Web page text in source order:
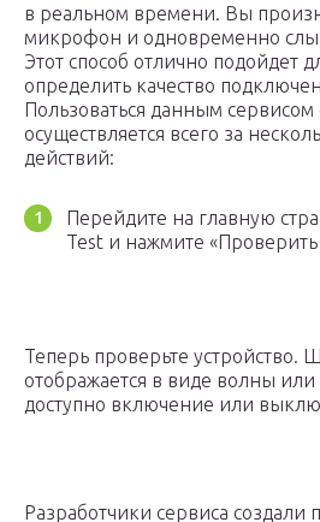
в реальном времени. Вы
микрофон и одновременно
Этот способ отлично подойдет
определить качество
Пользоваться данным сервисом
осуществляется всего за
действий:
Перейдите на главную
Test и нажмите
Теперь проверьте устройство.
отображается в виде волны
доступно включение или
Разработчики сервиса создали